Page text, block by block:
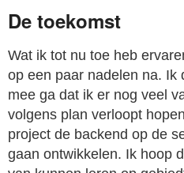
De toekomst
Wat ik tot nu toe heb
op een paar nadelen na. Ik
mee ga dat ik er nog veel
volgens plan verloopt
project de backend op de
gaan ontwikkelen. Ik hoop